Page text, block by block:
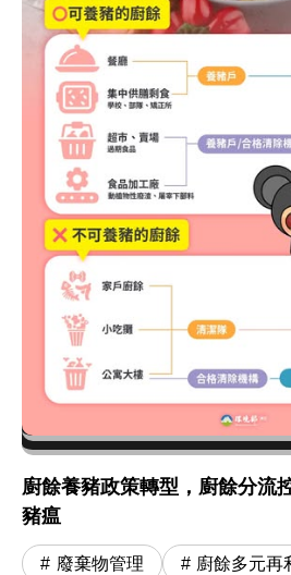
廚餘養豬政策轉型，廚餘分流
豬瘟
廢棄物管理 廚餘多元再